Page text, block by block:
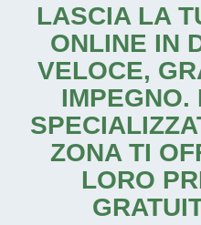
LASCIA LA
ONLINE IN
VELOCE,
IMPEGNO.
ZONA TI
LORO